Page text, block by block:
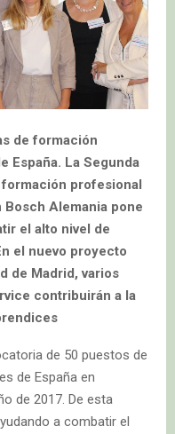
de formación
España. La Segunda
profesional
Bosch Alemania pone
el alto nivel de
el nuevo proyecto
de Madrid, varios
contribuirán a la
de 50 puestos de
de España en
de 2017. De esta
a combatir el